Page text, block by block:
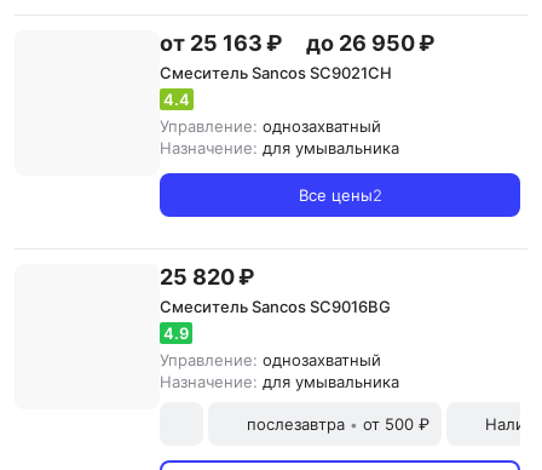
от 25 163 ₽ до 26 950 ₽
Смеситель Sancos SC9021CH
4.4
Управление: однозахватный
Назначение: для умывальника
Все цены2
25 820 ₽
Смеситель Sancos SC9016BG
4.9
Управление: однозахватный
Назначение: для умывальника
послезавтра • от 500 ₽